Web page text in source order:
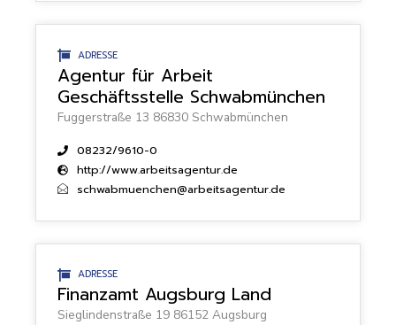
ADRESSE
Agentur für Arbeit
Geschäftsstelle Schwabmünchen
Fuggerstraße 13 86830 Schwabmünchen
08232/9610-0
http://www.arbeitsagentur.de
schwabmuenchen@arbeitsagentur.de
ADRESSE
Finanzamt Augsburg Land
Sieglindenstraße 19 86152 Augsburg